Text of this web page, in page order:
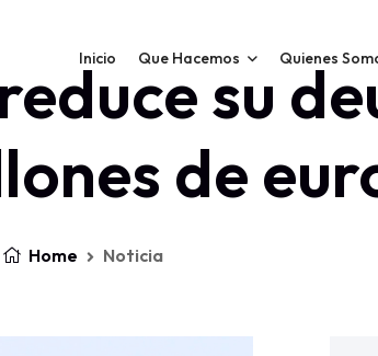
Inicio Que Hacemos Quienes
su
de
Home Noticia